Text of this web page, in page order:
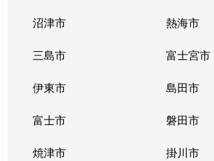
沼津市 熱海市
三島市 富士宮市
伊東市 島田市
富士市 磐田市
焼津市 掛川市